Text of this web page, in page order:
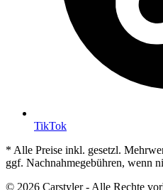
TikTok
* Alle Preise inkl. gesetzl.
ggf. Nachnahmegebühren, wenn
© 2026 Carstyler - Alle Rechte